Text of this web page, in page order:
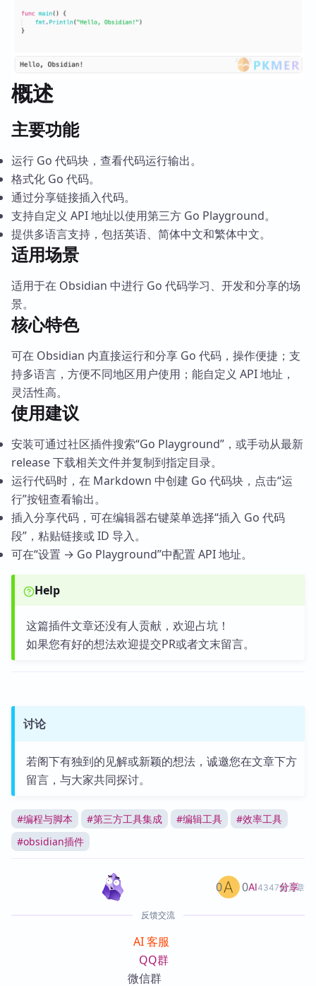
概述
主要功能
运行 Go 代码块，查看代码运行输出。
格式化 Go 代码。
通过分享链接插入代码。
支持自定义 API 地址以使用第三方 Go Playground。
提供多语言支持，包括英语、简体中文和繁体中文。
适用场景
适用于在 Obsidian 中进行 Go 代码学习、开发和分享的场
景。
核心特色
可在 Obsidian 内直接运行和分享 Go 代码，操作便捷；支
持多语言，方便不同地区用户使用；能自定义 API 地址，
灵活性高。
使用建议
安装可通过社区插件搜索“Go Playground”，或手动从最新
release 下载相关文件并复制到指定目录。
运行代码时，在 Markdown 中创建 Go 代码块，点击“运
行”按钮查看输出。
插入分享代码，可在编辑器右键菜单选择“插入 Go 代码
段”，粘贴链接或 ID 导入。
可在“设置 → Go Playground”中配置 API 地址。
Help
这篇插件文章还没有人贡献，欢迎占坑！
如果您有好的想法欢迎提交PR或者文末留言。
讨论
若阁下有独到的见解或新颖的想法，诚邀您在文章下方
留言，与大家共同探讨。
#编程与脚本 #第三方工具集成 #编辑工具 #效率工具
#obsidian插件
AI4347篇文章
0 0 分享
反馈交流
AI 客服
QQ群
微信群